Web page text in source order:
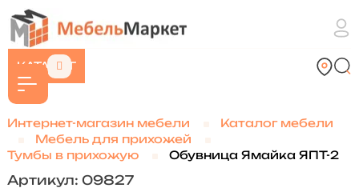
КАТАЛОГ
Интернет-магазин мебели
Каталог мебели
Мебель для прихожей
Тумбы в прихожую
Обувница Ямайка ЯПТ-2
Артикул: 09827